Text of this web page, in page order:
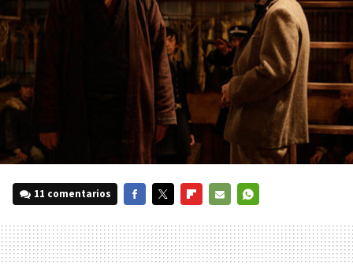
11 comentarios
MAIL